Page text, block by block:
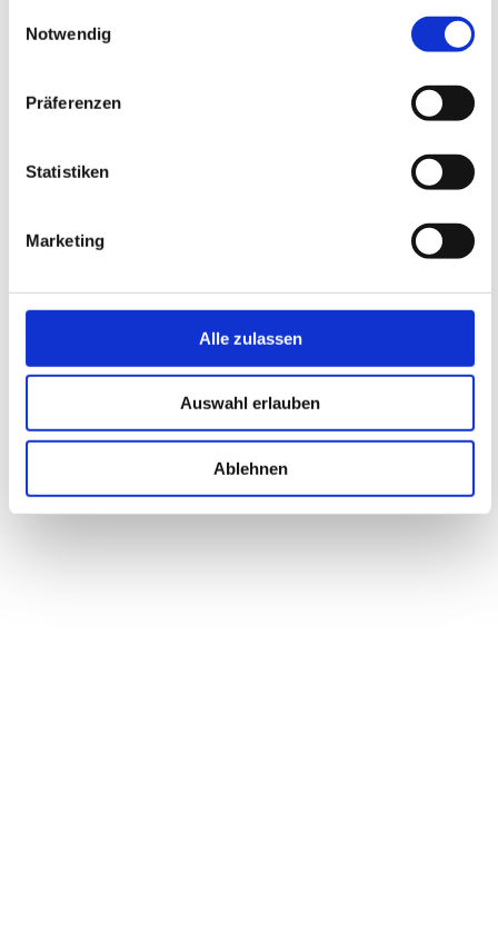
Notwendig
Präferenzen
Statistiken
Marketing
Alle zulassen
Auswahl erlauben
Ablehnen